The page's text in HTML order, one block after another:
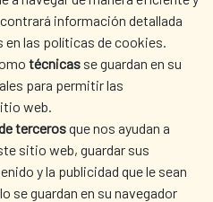
vigentes las
el Desarrollo Sostenible:
Sostenible entre
2030
Sostenible España-
Alliance between
información detallada
en las políticas de cookies.
técnicas se guardan en su
para permitir las
web.
tercerosque nos ayudan a
sitio web, guardar sus
y la publicidad que le sean
se guardan en su navegador
OÙ NOUS COOPÉRONS
SALLE DE PRESSE
BIBLIOTHÈQUE